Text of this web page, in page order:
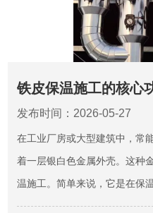
铁皮保温施工的核心
发布时间：2026-05-27
在工业厂房或大型建筑中，常
着一层银白色金属外壳。这种
温施工。简单来说，它是在保
业，目的是为内部保温层提供